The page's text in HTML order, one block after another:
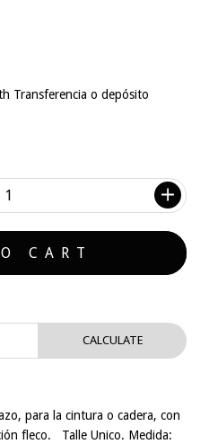
Transferencia o depósito
CALCULATE
para la cintura o cadera, con
fleco. Talle Unico. Medida: